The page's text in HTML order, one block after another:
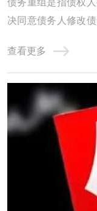
债务重组是指债权
决同意债务人修改
的，均作为债务重
原则和程序，包括
户上的借方余额，
查看更多